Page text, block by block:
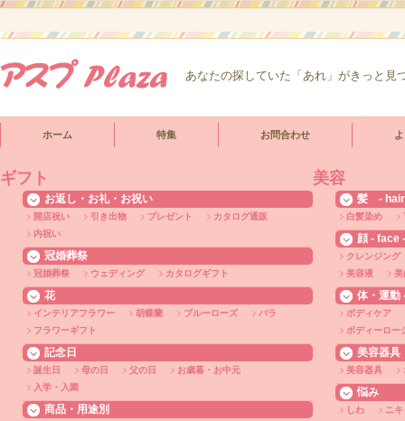
あなたの探していた「あれ」がきっと見
ホーム 特集 お問合わせ
ギフト
お返し・お礼・お祝い
開店祝い 引き出物 プレゼント
カタログ通販
内祝い
冠婚葬祭
冠婚葬祭 ウェディング カタログギフト
花
インテリアフラワー 胡蝶蘭 ブルーローズ
バラ
フラワーギフト
記念日
誕生日 母の日 父の日
お歳暮・お中元
入学・入園
商品・用途別
美容
髪 -
白髪染め
顔 - face -
クレンジング
美容液
美
体・運動
ボディケア
ボディーロー
美容器具
美容器具
悩み
しわ ニ